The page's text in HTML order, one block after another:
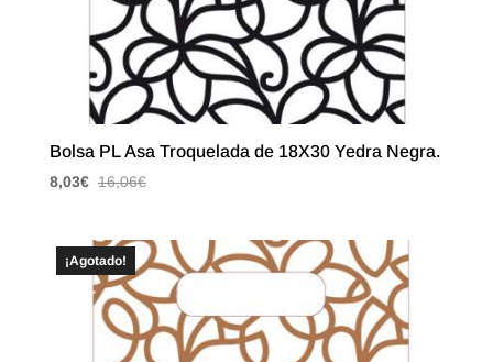
Bolsa PL Asa Troquelada de 18X30 Yedra Negra.
8,03€ 16,06€
¡Agotado!